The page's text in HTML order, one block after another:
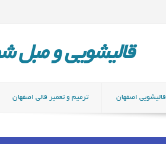
قالیشویی و مبل شویی
قالیشویی اصفهان ترمیم و تعمیر قالی اصفهان